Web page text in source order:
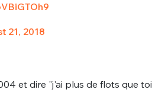
21, 2018
et dire "j'ai plus de flots que toi